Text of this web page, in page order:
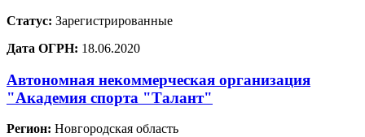
Статус: Зарегистрированные
Дата ОГРН: 18.06.2020
Автономная некоммерческая организация
"Академия спорта "Талант"
Регион: Новгородская область